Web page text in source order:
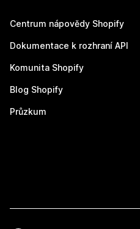
Centrum nápovědy Shopify
Dokumentace k rozhraní API
Komunita Shopify
Blog Shopify
Průzkum